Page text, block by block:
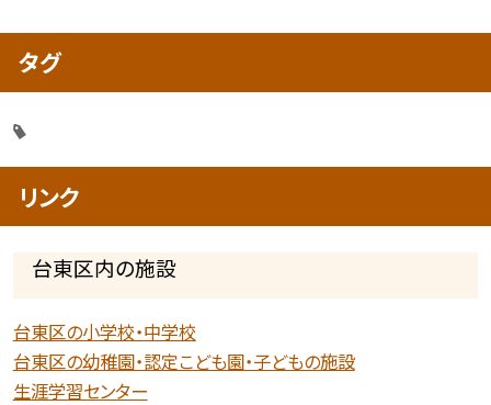
タグ
リンク
台東区内の施設
台東区の小学校・中学校
台東区の幼稚園・認定こども園・子どもの施設
生涯学習センター